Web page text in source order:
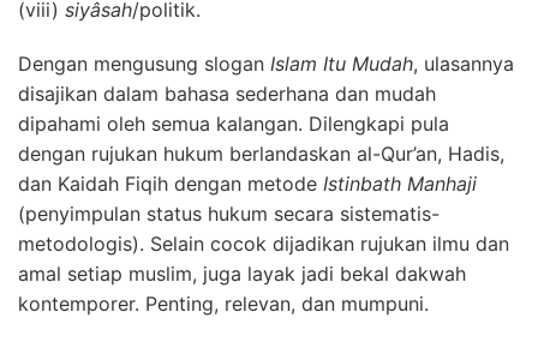
(viii) siyâsah/politik.
Dengan mengusung slogan Islam Itu Mudah, ulasannya
disajikan dalam bahasa sederhana dan mudah
dipahami oleh semua kalangan. Dilengkapi pula
dengan rujukan hukum berlandaskan al-Qur’an, Hadis,
dan Kaidah Fiqih dengan metode Istinbath Manhaji
(penyimpulan status hukum secara sistematis-
metodologis). Selain cocok dijadikan rujukan ilmu dan
amal setiap muslim, juga layak jadi bekal dakwah
kontemporer. Penting, relevan, dan mumpuni.